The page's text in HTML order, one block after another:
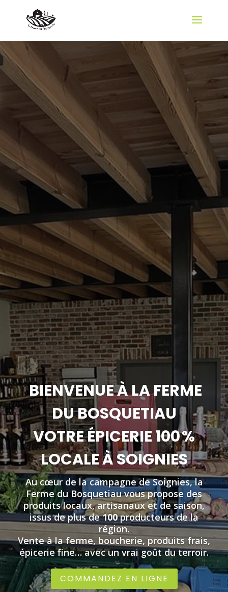
BIENVENUE À LA FERME
DU BOSQUETIAU
VOTRE ÉPICERIE 100 %
LOCALE À SOIGNIES
Au cœur de la campagne de Soignies, la
Ferme du Bosquetiau vous propose des
produits locaux, artisanaux et de saison,
issus de plus de100producteurs de la
région.
Vente à la ferme, boucherie, produits frais,
épicerie fine… avec un vrai goût du terroir.
COMMANDEZ EN LIGNE